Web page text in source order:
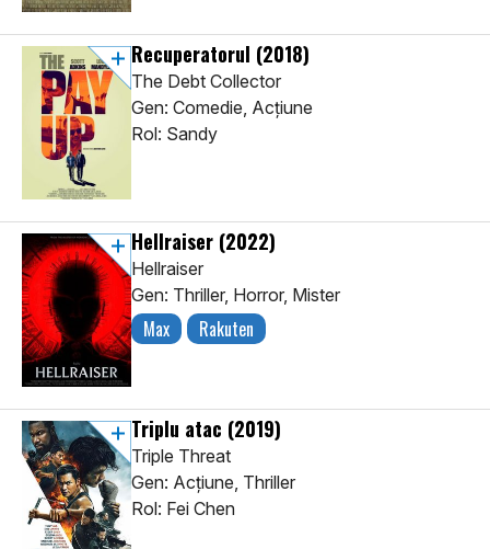
Recuperatorul (2018)
The Debt Collector
Gen: Comedie, Acţiune
Rol: Sandy
Hellraiser (2022)
Hellraiser
Gen: Thriller, Horror, Mister
Max Rakuten
Triplu atac (2019)
Triple Threat
Gen: Acţiune, Thriller
Rol: Fei Chen